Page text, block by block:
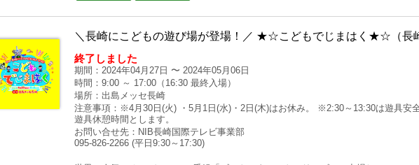
＼長崎にこどもの遊び場が登場！／ ★☆こどもでじまはく★☆（長
終了しました
期間：2024年04月27日 〜 2024年05月06日
時間：9:00 ～ 17:00（16:30 最終入場）
場所：出島メッセ長崎
注意事項：※4月30日(火) ・5月1日(水)・2日(木)はお休み。 ※2:30～13:30は遊具安
遊具休憩時間とします。
お問い合せ先：NIB長崎国際テレビ事業部
095-826-2266 (平日9:30～17:30)